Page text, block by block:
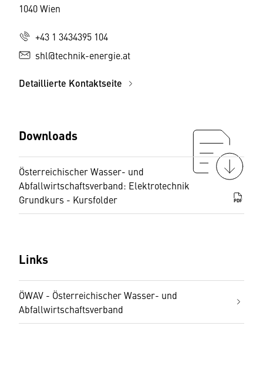
1040 Wien
+43 1 3434395 104
shl@technik-energie.at
Detaillierte Kontaktseite
Downloads
Österreichischer Wasser- und
Abfallwirtschaftsverband: Elektrotechnik
Grundkurs - Kursfolder
PDF
Links
ÖWAV - Österreichischer Wasser- und
Abfallwirtschaftsverband